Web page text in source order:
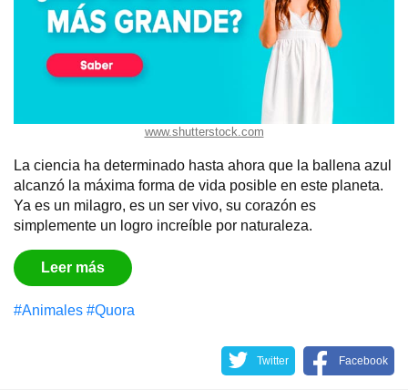
www.shutterstock.com
La ciencia ha determinado hasta ahora que la ballena azul
alcanzó la máxima forma de vida posible en este planeta.
Ya es un milagro, es un ser vivo, su corazón es
simplemente un logro increíble por naturaleza.
Leer más
#Animales #Quora
Twitter Facebook